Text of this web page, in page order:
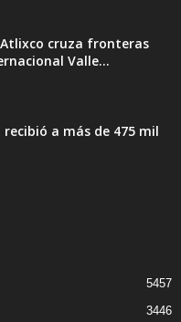
cruza fronteras
Valle...
recibió a más de 475 mil
5457
3446